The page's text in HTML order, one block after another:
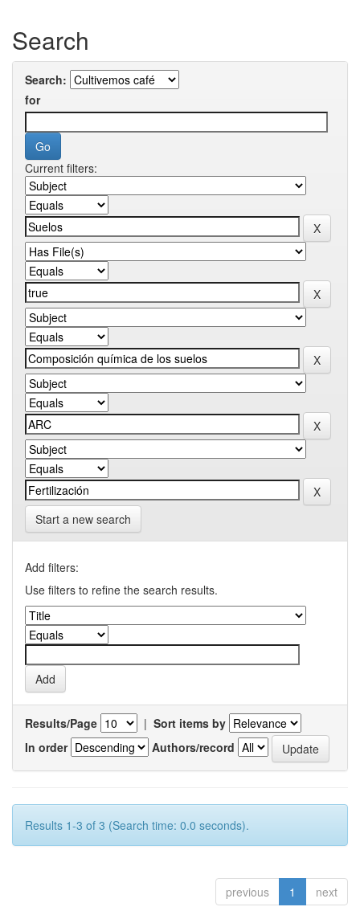
Search
Search:
for
Current filters:
Start a new search
Add filters:
Use filters to refine the search results.
Results/Page | Sort items by
In order
Authors/record
Results 1-3 of 3 (Search time: 0.0 seconds).
previous 1 next